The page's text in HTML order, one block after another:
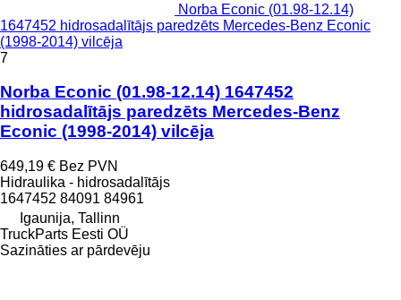
Norba Econic (01.98-12.14)
1647452 hidrosadalītājs paredzēts Mercedes-Benz Econic
(1998-2014) vilcēja
7
Norba Econic (01.98-12.14) 1647452
hidrosadalītājs paredzēts Mercedes-Benz
Econic (1998-2014) vilcēja
649,19 € Bez PVN
Hidraulika - hidrosadalītājs
1647452 84091 84961
Igaunija, Tallinn
TruckParts Eesti OÜ
Sazināties ar pārdevēju